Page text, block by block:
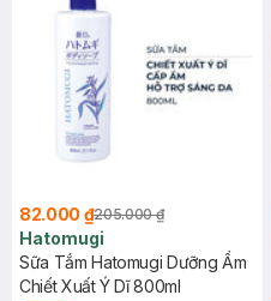
82.000 ₫205.000 ₫
Hatomugi
Sữa Tắm Hatomugi Dưỡng Ẩm
Chiết Xuất Ý Dĩ 800ml